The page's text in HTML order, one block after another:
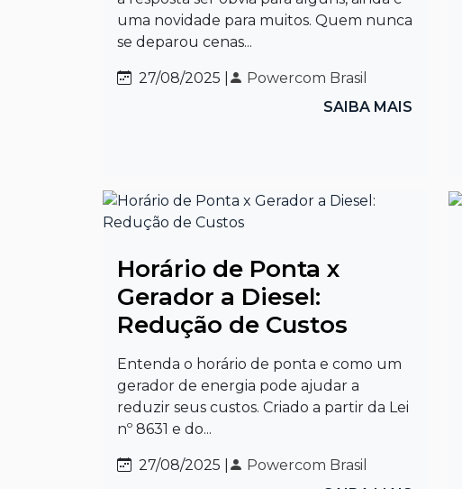
uma novidade para muitos. Quem nunca
se deparou cenas...
27/08/2025 |
Powercom Brasil
SAIBA MAIS
Horário de Ponta x
Gerador a Diesel:
Redução de Custos
Entenda o horário de ponta e como um
gerador de energia pode ajudar a
reduzir seus custos. Criado a partir da Lei
nº 8631 e do...
27/08/2025 |
Powercom Brasil